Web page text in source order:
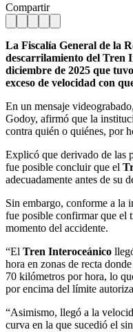
Compartir
La Fiscalía General de la
descarrilamiento del Tren
diciembre de 2025 que
exceso de velocidad con
En un mensaje
Godoy, afirmó que la
contra quién o quiénes, por
Explicó que derivado de las
fue posible concluir que el
adecuadamente antes de su
Sin embargo, conforme a la
fue posible confirmar que el
momento del accidente.
“El Tren Interoceánico
hora en zonas de recta
70 kilómetros por hora, lo
por encima del límite
“Asimismo, llegó a la
curva en la que sucedió el